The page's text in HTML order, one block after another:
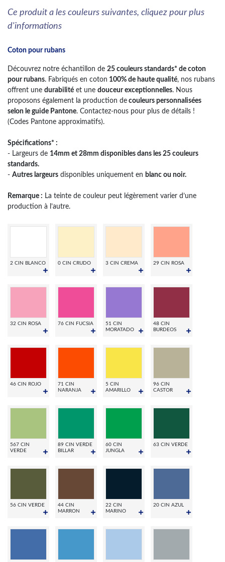
Ce produit a les couleurs suivantes, cliquez pour plus
d'informations
Coton pour rubans
Découvrez notre échantillon de 25 couleurs standards* de coton
pour rubans. Fabriqués en coton 100% de haute qualité, nos rubans
offrent une durabilité et une douceur exceptionnelles. Nous
proposons également la production de couleurs personnalisées
selon le guide Pantone. Contactez-nous pour plus de détails !
(Codes Pantone approximatifs).
Spécifications* :
- Largeurs de 14mm et 28mm disponibles dans les 25 couleurs
standards.
- Autres largeurs disponibles uniquement en blanc ou noir.
Remarque : La teinte de couleur peut légèrement varier d’une
production à l’autre.
2 CIN BLANCO 0 CIN CRUDO 3 CIN CREMA 29 CIN ROSA
32 CIN ROSA 76 CIN FUCSIA
51 CIN
MORATADO
48 CIN
BURDEOS
46 CIN ROJO
71 CIN
NARANJA
5 CIN
AMARILLO
96 CIN
CASTOR
567 CIN
VERDE
89 CIN VERDE
BILLAR
60 CIN
JUNGLA
63 CIN VERDE
56 CIN VERDE
44 CIN
MARRON
22 CIN
MARINO
20 CIN AZUL